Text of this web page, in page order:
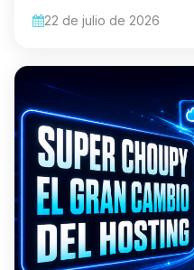
22 de julio de 2026